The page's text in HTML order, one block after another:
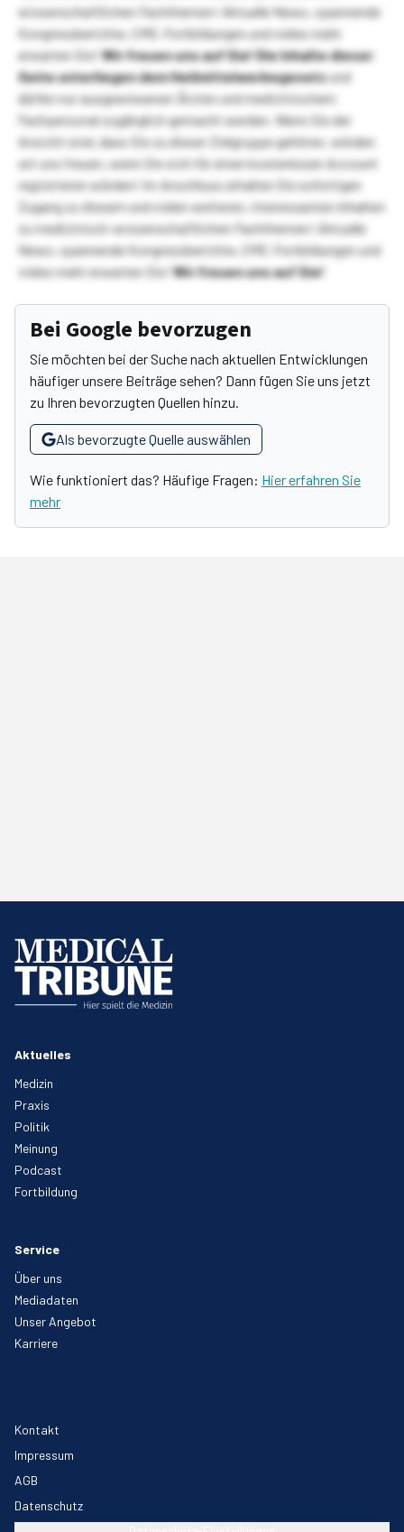
wissenschaftlichen Fachthemen! Aktuelle News, spannende
Kongressberichte, CME-Fortbildungen und vieles mehr
erwarten Sie!Wir freuen uns auf Sie!Die Inhalte dieser
Seite unterliegen dem Heilmittelwerbegesetzund
dürfen nur ausgewiesenen Ärzten und medizinischem
Fachpersonal zugänglich gemacht werden. Wenn Sie der
Ansicht sind, dass Sie zu dieser Zielgruppe gehören, würden
wir uns freuen, wenn Sie sich für einen kostenlosen Account
registrieren würden! Im Anschluss erhalten Sie sofortigen
Zugang zu diesem und vielen weiteren, interessanten Inhalten
zu medizinisch-wissenschaftlichen Fachthemen! Aktuelle
News, spannende Kongressberichte, CME-Fortbildungen und
vieles mehr erwarten Sie!Wir freuen uns auf Sie!
Bei Google bevorzugen
Sie möchten bei der Suche nach aktuellen Entwicklungen
häufiger unsere Beiträge sehen? Dann fügen Sie uns jetzt
zu Ihren bevorzugten Quellen hinzu.
Als bevorzugte Quelle auswählen
Wie funktioniert das? Häufige Fragen: Hier erfahren Sie
mehr
Aktuelles
Medizin
Praxis
Politik
Meinung
Podcast
Fortbildung
Service
Über uns
Mediadaten
Unser Angebot
Karriere
Kontakt
Impressum
AGB
Datenschutz